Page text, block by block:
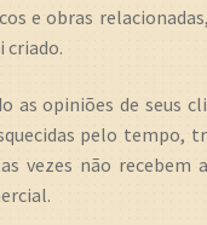
e obras
criado.
as opiniões de seus
pelo tempo,
vezes não recebem